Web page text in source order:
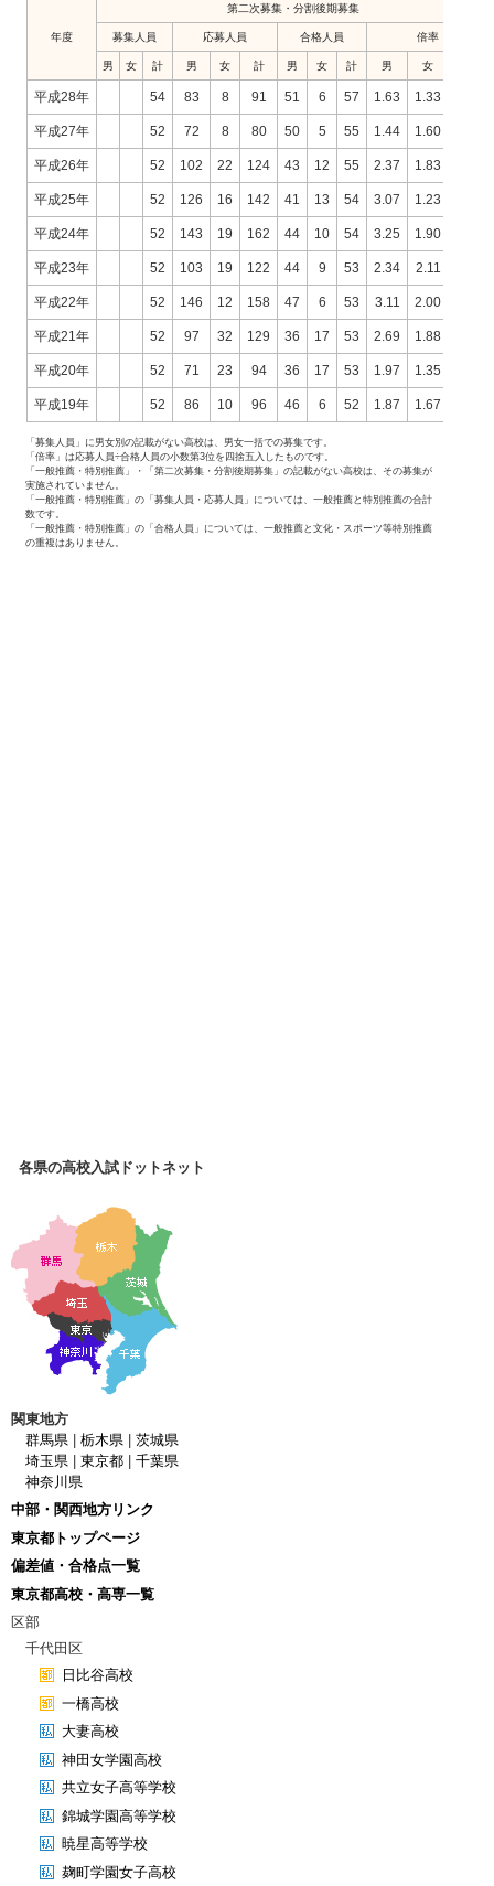
年度
第二次募集・分割後期募集
募集人員 応募人員 合格人員 倍率
男 女 計 男 女 計 男 女 計 男 女
平成28年 54 83 8 91 51 6 57 1.63 1.33
平成27年 52 72 8 80 50 5 55 1.44 1.60
平成26年 52 102 22 124 43 12 55 2.37 1.83
平成25年 52 126 16 142 41 13 54 3.07 1.23
平成24年 52 143 19 162 44 10 54 3.25 1.90
平成23年 52 103 19 122 44 9 53 2.34 2.11
平成22年 52 146 12 158 47 6 53 3.11 2.00
平成21年 52 97 32 129 36 17 53 2.69 1.88
平成20年 52 71 23 94 36 17 53 1.97 1.35
平成19年 52 86 10 96 46 6 52 1.87 1.67
「募集人員」に男女別の記載がない高校は、男女一括での募集です。
「倍率」は応募人員÷合格人員の小数第3位を四捨五入したものです。
「一般推薦・特別推薦」・「第二次募集・分割後期募集」の記載がない高校は、その募集が
実施されていません。
「一般推薦・特別推薦」の「募集人員・応募人員」については、一般推薦と特別推薦の合計
数です。
「一般推薦・特別推薦」の「合格人員」については、一般推薦と文化・スポーツ等特別推薦
の重複はありません。
各県の高校入試ドットネット
関東地方
群馬県 | 栃木県 | 茨城県
埼玉県 | 東京都 | 千葉県
神奈川県
中部・関西地方リンク
東京都トップページ
偏差値・合格点一覧
東京都高校・高専一覧
区部
千代田区
日比谷高校
一橋高校
大妻高校
神田女学園高校
共立女子高等学校
錦城学園高等学校
暁星高等学校
麹町学園女子高校